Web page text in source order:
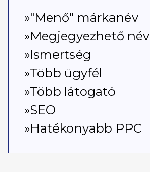
»"Menő" márkanév
»Megjegyezhető név
»Ismertség
»Több ügyfél
»Több látogató
»SEO
»Hatékonyabb PPC